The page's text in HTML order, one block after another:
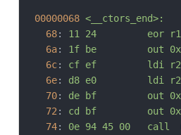
00000068 <__ctors_end>:
68
11
6a
6c
6e
70
72
74